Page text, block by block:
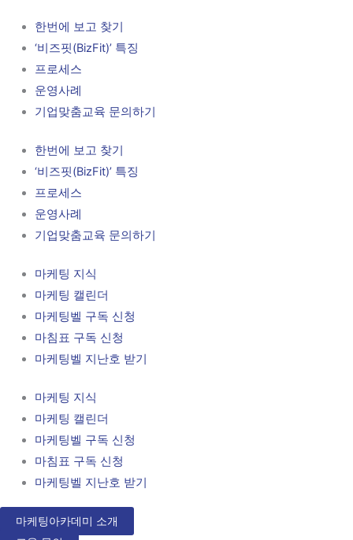
한번에 보고 찾기
‘비즈핏(BizFit)’ 특징
프로세스
운영사례
기업맞춤교육 문의하기
한번에 보고 찾기
‘비즈핏(BizFit)’ 특징
프로세스
운영사례
기업맞춤교육 문의하기
마케팅 지식
마케팅 캘린더
마케팅벨 구독 신청
마침표 구독 신청
마케팅벨 지난호 받기
마케팅 지식
마케팅 캘린더
마케팅벨 구독 신청
마침표 구독 신청
마케팅벨 지난호 받기
마케팅아카데미 소개